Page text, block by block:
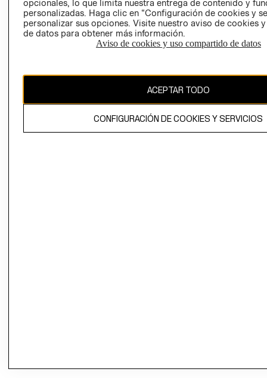
Uruguay ($U)
propiedad de H&M Hennes & Mauritz AB.
opcionales, lo que limita nuestra entrega de contenido y
personalizadas. Haga clic en “Configuración de cookies y
personalizar sus opciones. Visite nuestro aviso de cookies
de datos para obtener más información.
Aviso de cookies y uso compartido de datos
ACEPTAR TODO
CONFIGURACIÓN DE COOKIES Y SERVICIOS